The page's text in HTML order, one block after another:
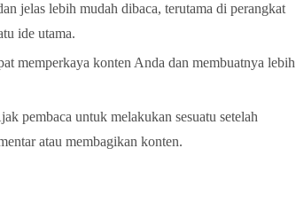
jelas lebih mudah dibaca, terutama di perangkat
ide utama.
memperkaya konten Anda dan membuatnya lebih
pembaca untuk melakukan sesuatu setelah
atau membagikan konten.